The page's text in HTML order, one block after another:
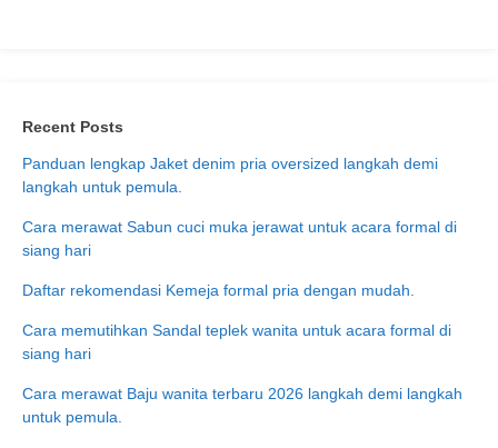
Recent Posts
Panduan lengkap Jaket denim pria oversized langkah demi
langkah untuk pemula.
Cara merawat Sabun cuci muka jerawat untuk acara formal di
siang hari
Daftar rekomendasi Kemeja formal pria dengan mudah.
Cara memutihkan Sandal teplek wanita untuk acara formal di
siang hari
Cara merawat Baju wanita terbaru 2026 langkah demi langkah
untuk pemula.